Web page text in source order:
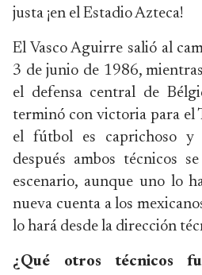
justa ¡en el Estadio Azteca!
El Vasco Aguirre salió al
3 de junio de 1986,
el defensa central de
terminó con victoria para el
el fútbol es caprichoso y
después ambos técnicos
escenario, aunque uno lo
nueva cuenta a los
lo hará desde la dirección
¿Qué otros técnicos